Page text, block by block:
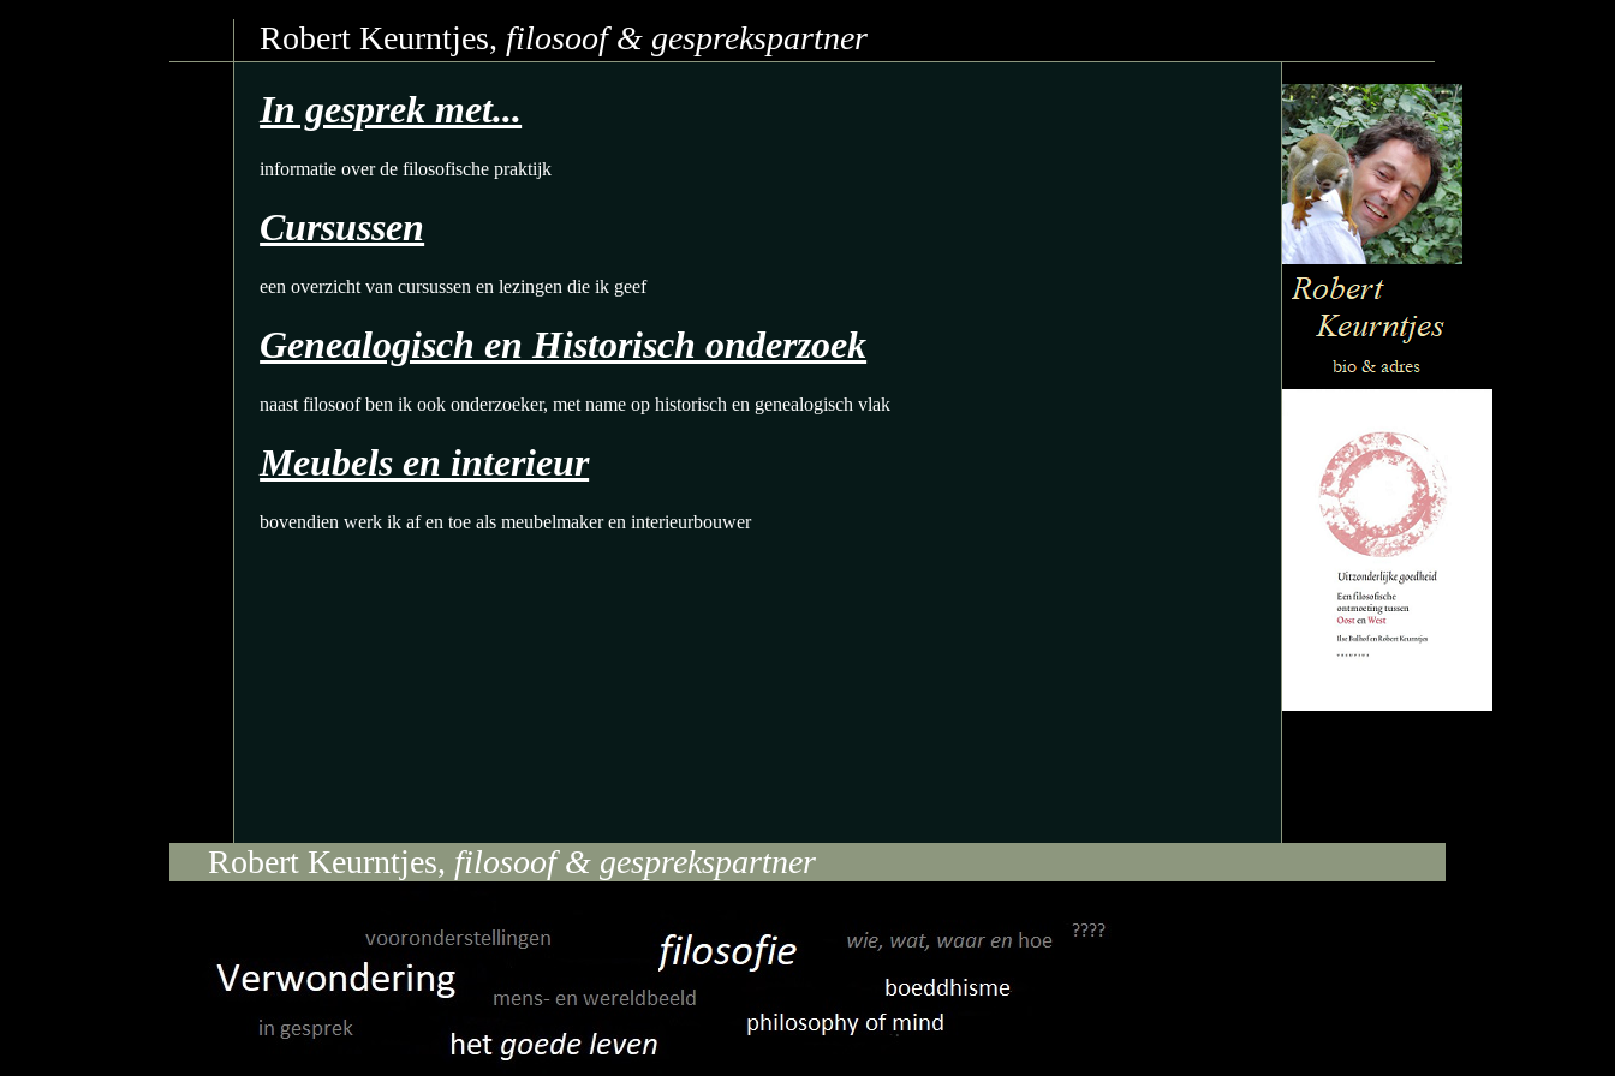
Robert Keurntjes, filosoof & gesprekspartner
In gesprek met...
informatie over de filosofische praktijk
Cursussen
een overzicht van cursussen en lezingen die ik geef
Genealogisch en Historisch onderzoek
naast filosoof ben ik ook onderzoeker, met name op historisch en genealogisch vlak
Meubels en interieur
bovendien werk ik af en toe als meubelmaker en interieurbouwer
Robert Keurntjes, filosoof & gesprekspartner